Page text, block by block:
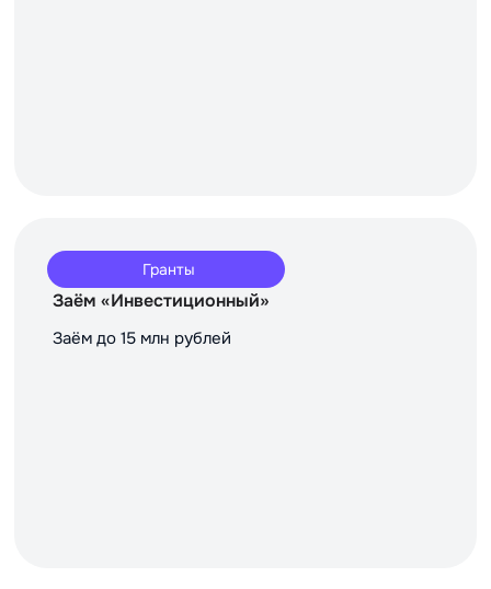
Гранты
Заём «Инвестиционный»
Заём до 15 млн рублей